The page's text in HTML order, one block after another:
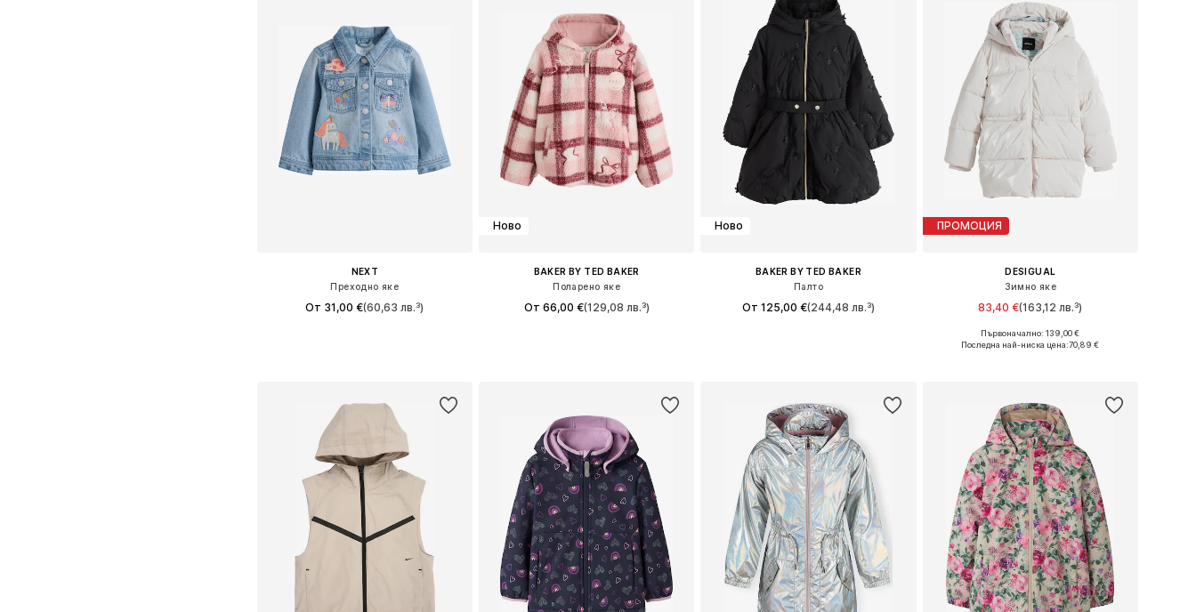
NEXT
Преходно яке
От 31,00 €(60,63 лв.³)
Ново
BAKER BY TED BAKER
Поларено яке
От 66,00 €(129,08 лв.³)
Ново
BAKER BY TED BAKER
Палто
От 125,00 €(244,48 лв.³)
ПРОМОЦИЯ
DESIGUAL
Зимно яке
83,40 €(163,12 лв.³)
Предлага се в много размери
Първоначално: 139,00 €
Последна най-ниска цена:70,89 €